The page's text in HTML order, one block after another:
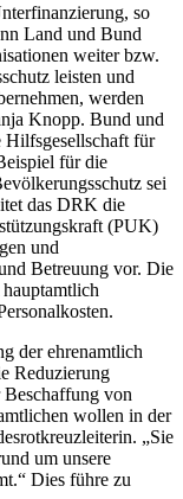
so
Land und Bund
weiter bzw.
leisten und
werden
Knopp. Bund und
für
für die
sei
das DRK die
(PUK)
und
Betreuung vor. Die
der ehrenamtlich
Reduzierung
von
wollen in der
„Sie
um unsere
Dies führe zu